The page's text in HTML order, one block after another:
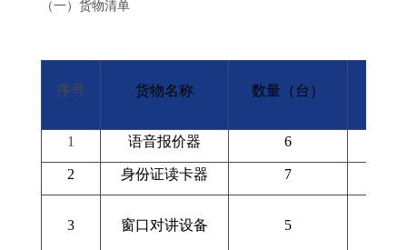
（一）货物清单
序号 货物名称 数量（台）
1 语音报价器 6
2 身份证读卡器 7
3 窗口对讲设备 5